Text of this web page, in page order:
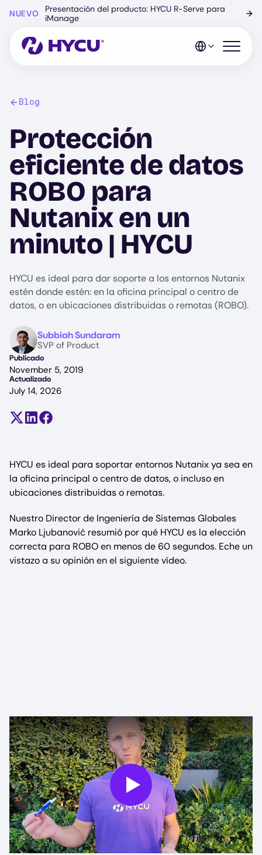
principal
NUEVO
Presentación del producto: HYCU R-Serve para
iManage
→
Abrir el
Blog
Protección
eficiente de datos
ROBO para
Nutanix en un
minuto | HYCU
HYCU es ideal para dar soporte a los entornos Nutanix
estén donde estén: en la oficina principal o centro de
datos, o en ubicaciones distribuidas o remotas (ROBO).
ImageSubbiah Sundaram
SVP of Product
Publicado
November 5, 2019
Actualizado
July 14, 2026
Compartir en X (antes Twitter)
Compartir en LinkedIn
Compartir en Facebook
HYCU es ideal para soportar entornos Nutanix ya sea en
la oficina principal o centro de datos, o incluso en
ubicaciones distribuidas o remotas.
Nuestro Director de Ingeniería de Sistemas Globales
Marko Ljubanović resumió por qué HYCU es la elección
correcta para ROBO en menos de 60 segundos. Eche un
vistazo a su opinión en el siguiente vídeo.
Play